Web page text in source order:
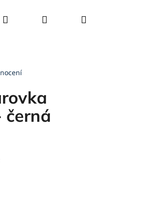
Deštníky
Hledat PřihlášeníNákupní
černá